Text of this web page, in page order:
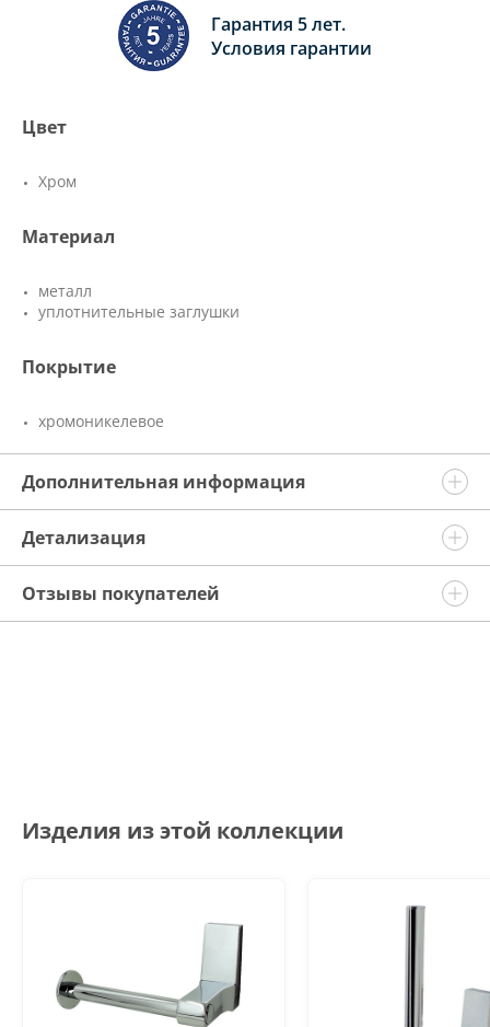
Гарантия 5 лет.
Условия гарантии
Цвет
Хром
Материал
металл
уплотнительные заглушки
Покрытие
хромоникелевое
Дополнительная информация
Детализация
Отзывы покупателей
Изделия из этой коллекции